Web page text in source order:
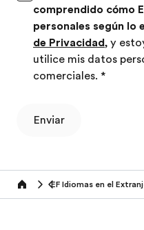
comprendido cómo
personales según lo
de Privacidad, y
utilice mis datos
comerciales. *
Enviar
Home